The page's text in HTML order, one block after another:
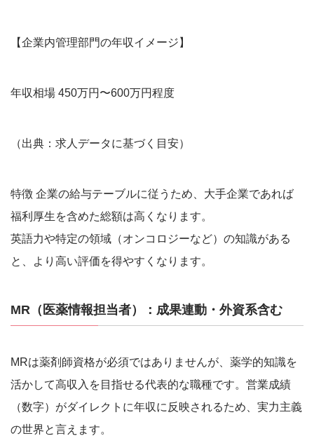
【企業内管理部門の年収イメージ】
年収相場 450万円〜600万円程度
（出典：求人データに基づく目安）
特徴 企業の給与テーブルに従うため、大手企業であれば
福利厚生を含めた総額は高くなります。
英語力や特定の領域（オンコロジーなど）の知識がある
と、より高い評価を得やすくなります。
MR（医薬情報担当者）：成果連動・外資系含む
MRは薬剤師資格が必須ではありませんが、薬学的知識を
活かして高収入を目指せる代表的な職種です。営業成績
（数字）がダイレクトに年収に反映されるため、実力主義
の世界と言えます。